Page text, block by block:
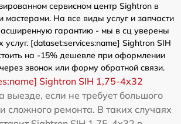
сервисном центр Sightron в
мастерами. На все виды услуг и запчасти
гарантию - мы в сц уверены
услуг. [dataset:services:name] Sightron SIH
на -15% дешевле при оформлении
звонок или форму обратной связи.
Sightron SIH 1,75-4x32
выезде, если не требует большого
сложного ремонта. В таких случаях